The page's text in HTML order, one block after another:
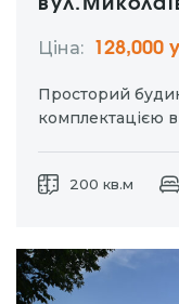
Ціна: 128,000
Просторий
комплектацією
* паркан по
200 кв.м